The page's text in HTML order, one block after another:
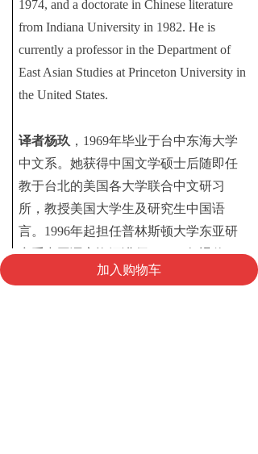
1974, and a doctorate in Chinese literature
from Indiana University in 1982. He is
currently a professor in the Department of
East Asian Studies at Princeton University in
the United States.
译者杨玖 ， 1969年毕业于台中东海大学
中文系。她获得中国文学硕士后随即任
教于台北的美国各大学联合中文研习
所，教授美国大学生及研究生中国语
言。 1996年起担任普林斯顿大学东亚研
究系中国语言资深讲师，2015年退休。
Translator Joanne Chiang
加入购物车
낙
购物车